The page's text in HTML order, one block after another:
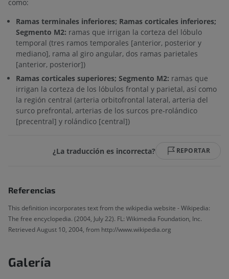
como:
Ramas terminales inferiores; Ramas corticales inferiores;
Segmento M2: ramas que irrigan la corteza del lóbulo
temporal (tres ramos temporales [anterior, posterior y
mediano], rama al giro angular, dos ramas parietales
[anterior, posterior])
Ramas corticales superiores; Segmento M2: ramas que
irrigan la corteza de los lóbulos frontal y parietal, así como
la región central (arteria orbitofrontal lateral, arteria del
surco prefrontal, arterias de los surcos pre-rolándico
[precentral] y rolándico [central])
¿La traducción es incorrecta? REPORTAR
Referencias
This definition incorporates text from the wikipedia website - Wikipedia:
The free encyclopedia. (2004, July 22). FL: Wikimedia Foundation, Inc.
Retrieved August 10, 2004, from http://www.wikipedia.org
Galería